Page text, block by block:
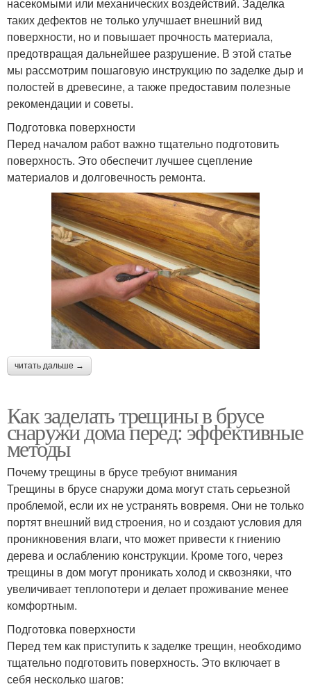
таких дефектов не только улучшает внешний вид
поверхности, но и повышает прочность материала,
предотвращая дальнейшее разрушение. В этой статье
мы рассмотрим пошаговую инструкцию по заделке дыр и
полостей в древесине, а также предоставим полезные
рекомендации и советы.
Подготовка поверхности
Перед началом работ важно тщательно подготовить
поверхность. Это обеспечит лучшее сцепление
материалов и долговечность ремонта.
читать дальше →
Как заделать трещины в брусе
снаружи дома перед: эффективные
методы
Почему трещины в брусе требуют внимания
Трещины в брусе снаружи дома могут стать серьезной
проблемой, если их не устранять вовремя. Они не только
портят внешний вид строения, но и создают условия для
проникновения влаги, что может привести к гниению
дерева и ослаблению конструкции. Кроме того, через
трещины в дом могут проникать холод и сквозняки, что
увеличивает теплопотери и делает проживание менее
комфортным.
Подготовка поверхности
Перед тем как приступить к заделке трещин, необходимо
тщательно подготовить поверхность. Это включает в
себя несколько шагов: